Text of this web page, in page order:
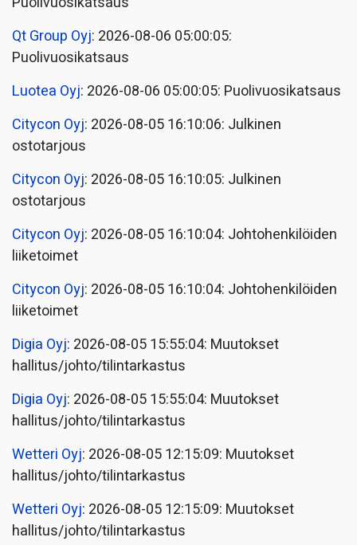
Qt Group Oyj: 2026-08-06 05:00:05:
Puolivuosikatsaus
Luotea Oyj: 2026-08-06 05:00:05: Puolivuosikatsaus
Citycon Oyj: 2026-08-05 16:10:06: Julkinen
ostotarjous
Citycon Oyj: 2026-08-05 16:10:05: Julkinen
ostotarjous
Citycon Oyj: 2026-08-05 16:10:04: Johtohenkilöiden
liiketoimet
Citycon Oyj: 2026-08-05 16:10:04: Johtohenkilöiden
liiketoimet
Digia Oyj: 2026-08-05 15:55:04: Muutokset
hallitus/johto/tilintarkastus
Digia Oyj: 2026-08-05 15:55:04: Muutokset
hallitus/johto/tilintarkastus
Wetteri Oyj: 2026-08-05 12:15:09: Muutokset
hallitus/johto/tilintarkastus
Wetteri Oyj: 2026-08-05 12:15:09: Muutokset
hallitus/johto/tilintarkastus